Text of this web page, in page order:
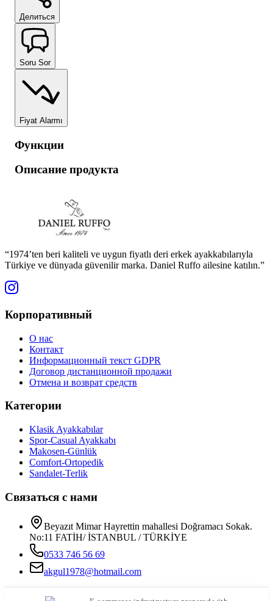
Делиться
Soru Sor
Fiyat Alarmı
Функции
Описание продукта
“1974’ten beri kaliteli ve uygun fiyatlı deri erkek ayakkabılarıyla
Türkiye ve dünyada güvenilir marka. Daniel Ruffo ailesine katılın.”
Корпоративный
О нас
Контакт
Информационный текст GDPR
Договор дистанционной продажи
Отмена и возврат средств
Категории
Klasik Ayakkabılar
Spor-Casual Ayakkabı
Makosen-Günlük
Comfort-Ortopedik
Sandalet-Terlik
Связаться с нами
Beyazıt Mimar Hayrettin mahallesi Doğramacı Sokak.
No:11 FATİH/ İSTANBUL / TÜRKİYE
0533 746 56 69
akgul1978@hotmail.com